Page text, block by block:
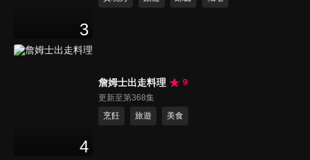
3
4
詹姆士出走料理
9
更新至第368集
烹飪
旅遊 美食